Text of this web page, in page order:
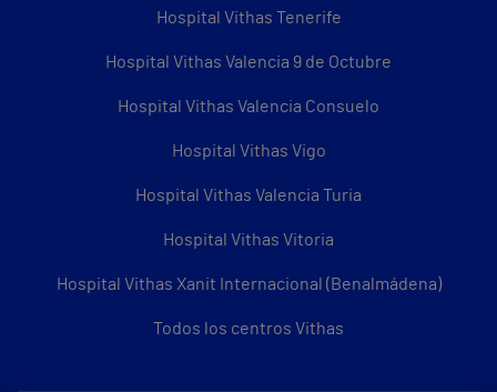
Hospital Vithas Tenerife
Hospital Vithas Valencia 9 de Octubre
Hospital Vithas Valencia Consuelo
Hospital Vithas Vigo
Hospital Vithas Valencia Turia
Hospital Vithas Vitoria
Hospital Vithas Xanit Internacional (Benalmádena)
Todos los centros Vithas